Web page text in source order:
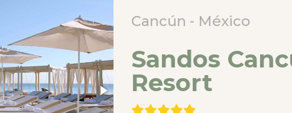
Cancún - México
Sandos
Resort